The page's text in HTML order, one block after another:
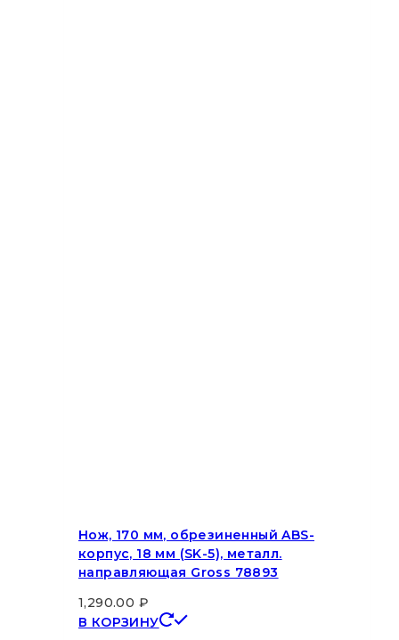
Нож, 170 мм, обрезиненный ABS-
корпус, 18 мм (SK-5), металл.
направляющая Gross 78893
1,290.00 ₽
В КОРЗИНУ